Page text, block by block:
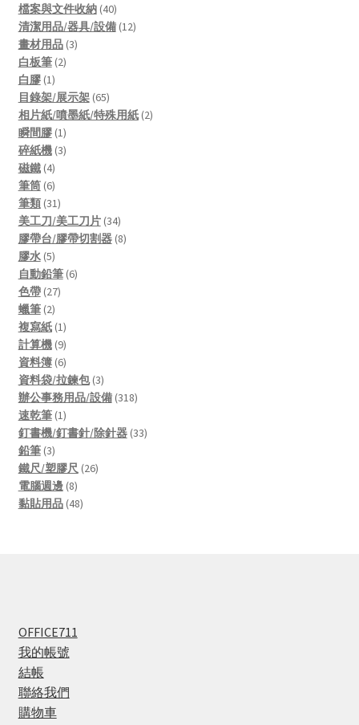
products
檔案與文件收納 4040
products
清潔用品/器具/設備 1212
畫材用品 33
白板筆 22
白膠 11
product
目錄架/展示架 6565
products
相片紙/噴墨紙/特殊用紙 22
瞬間膠 11
product
碎紙機 33
磁鐵 44
products
筆筒 66
products
筆類 3131
products
美工刀/美工刀片 3434
products
膠帶台/膠帶切割器 88
膠水 55
products
自動鉛筆 66
色帶 2727
蠟筆 22
products
複寫紙 11
product
計算機 99
products
資料簿 66
products
資料袋/拉鍊包 33
products
辦公事務用品/設備 318318
速乾筆 11
product
釘書機/釘書針/除針器 3333
鉛筆 33
products
鐵尺/塑膠尺 2626
電腦週邊 88
products
黏貼用品 4848
OFFICE711
我的帳號
結帳
聯絡我們
購物車